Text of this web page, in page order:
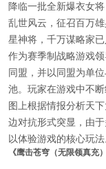
降临一批全新爆衣女
乱世风云，征召百万
星神将，千万谋略家
作为赛季制战略游戏
同盟，并以同盟为单
池。玩家在游戏中不
图上根据情报分析天
边对抗形式突显，由
以体验游戏的核心玩法
《鹰击苍穹（无限领真充）